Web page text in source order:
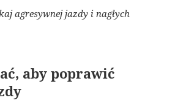
agresywnej jazdy i nagłych
aby poprawić